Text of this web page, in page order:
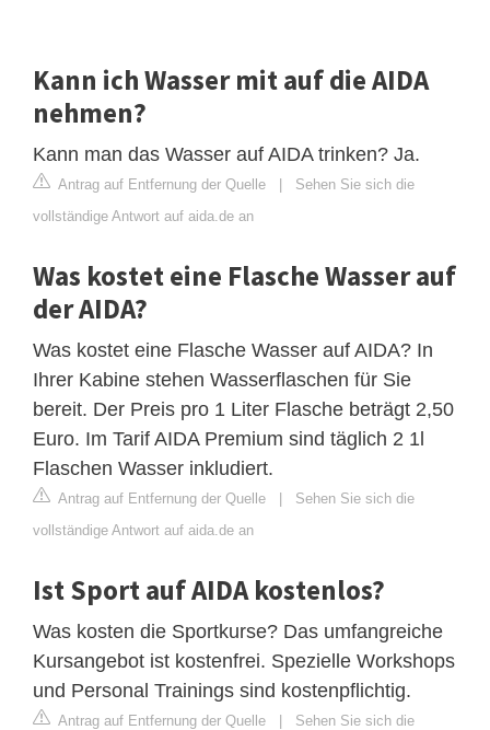
Kann ich Wasser mit auf die AIDA
nehmen?
Kann man das Wasser auf AIDA trinken? Ja.
Antrag auf Entfernung der Quelle | Sehen Sie sich die
vollständige Antwort auf aida.de an
Was kostet eine Flasche Wasser auf
der AIDA?
Was kostet eine Flasche Wasser auf AIDA? In
Ihrer Kabine stehen Wasserflaschen für Sie
bereit. Der Preis pro 1 Liter Flasche beträgt 2,50
Euro. Im Tarif AIDA Premium sind täglich 2 1l
Flaschen Wasser inkludiert.
Antrag auf Entfernung der Quelle | Sehen Sie sich die
vollständige Antwort auf aida.de an
Ist Sport auf AIDA kostenlos?
Was kosten die Sportkurse? Das umfangreiche
Kursangebot ist kostenfrei. Spezielle Workshops
und Personal Trainings sind kostenpflichtig.
Antrag auf Entfernung der Quelle | Sehen Sie sich die